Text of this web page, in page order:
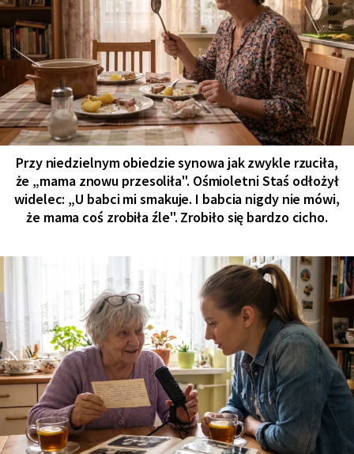
Przy niedzielnym obiedzie synowa jak zwykle rzuciła,
że „mama znowu przesoliła". Ośmioletni Staś odłożył
widelec: „U babci mi smakuje. I babcia nigdy nie mówi,
że mama coś zrobiła źle". Zrobiło się bardzo cicho.